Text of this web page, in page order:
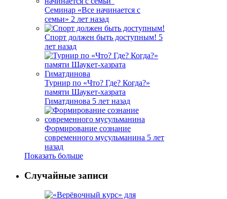
Семинар «Все начинается с
семьи» 2 лет назад
Спорт должен быть доступным! 5
лет назад
Турнир по «Что? Где? Когда?»
памяти Шаукет-хазрата
Гиматдинова 5 лет назад
Формирование сознание
современного мусульманина 5 лет
назад
Показать больше
Случайные записи